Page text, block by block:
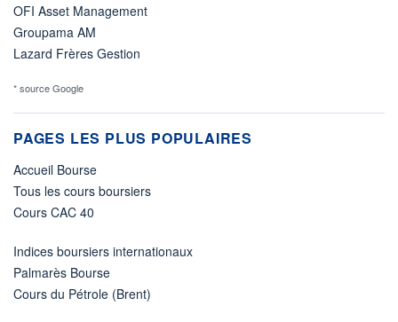
OFI Asset Management
Groupama AM
Lazard Frères Gestion
* source Google
PAGES LES PLUS POPULAIRES
Accueil Bourse
Tous les cours boursiers
Cours CAC 40
Indices boursiers internationaux
Palmarès Bourse
Cours du Pétrole (Brent)